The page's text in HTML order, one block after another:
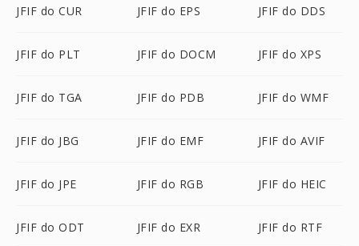
JFIF do CUR JFIF do EPS JFIF do DDS
JFIF do PLT JFIF do DOCM JFIF do XPS
JFIF do TGA JFIF do PDB JFIF do WMF
JFIF do JBG JFIF do EMF JFIF do AVIF
JFIF do JPE JFIF do RGB JFIF do HEIC
JFIF do ODT JFIF do EXR JFIF do RTF